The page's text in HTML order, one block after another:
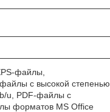
файлы,
с высокой степенью
u, PDF-файлы с
форматов MS Office